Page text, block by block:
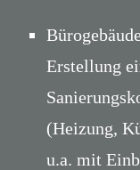
Erstellung
(Heizung,
u.a. mit